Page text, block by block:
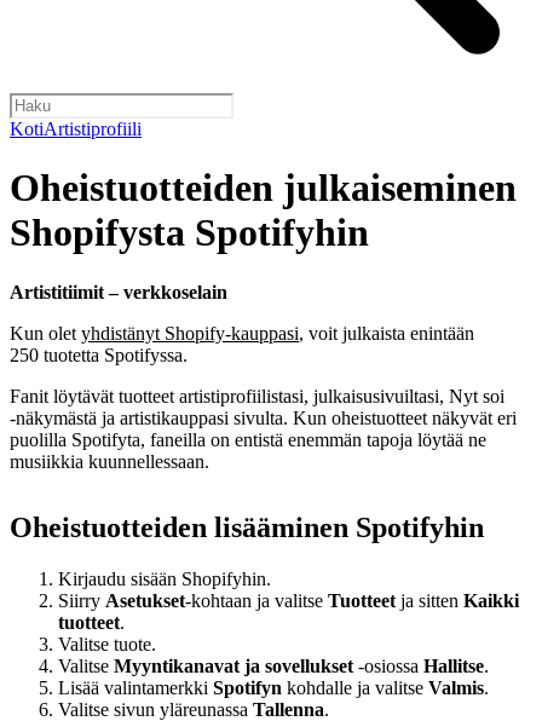
KotiArtistiprofiili
Oheistuotteiden julkaiseminen
Shopifysta Spotifyhin
Artistitiimit – verkkoselain
Kun olet yhdistänyt Shopify-kauppasi, voit julkaista enintään
250 tuotetta Spotifyssa.
Fanit löytävät tuotteet artistiprofiilistasi, julkaisusivuiltasi, Nyt soi
‑näkymästä ja artistikauppasi sivulta. Kun oheistuotteet näkyvät eri
puolilla Spotifyta, faneilla on entistä enemmän tapoja löytää ne
musiikkia kuunnellessaan.
Oheistuotteiden lisääminen Spotifyhin
Kirjaudu sisään Shopifyhin.
Siirry Asetukset-kohtaan ja valitse Tuotteet ja sitten Kaikki
tuotteet.
Valitse tuote.
Valitse Myyntikanavat ja sovellukset ‑osiossa Hallitse.
Lisää valintamerkki Spotifyn kohdalle ja valitse Valmis.
Valitse sivun yläreunassa Tallenna.